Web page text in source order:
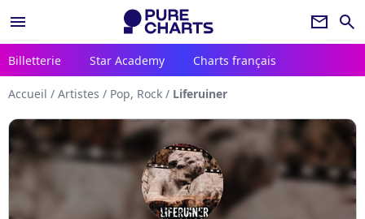
menu newsletter search
Billetterie Star Academy Charts français
Accueil / Artistes / Pop, Rock / Liferuiner